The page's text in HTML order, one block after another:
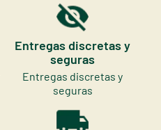
Entregas discretas y
seguras
Entregas discretas y
seguras